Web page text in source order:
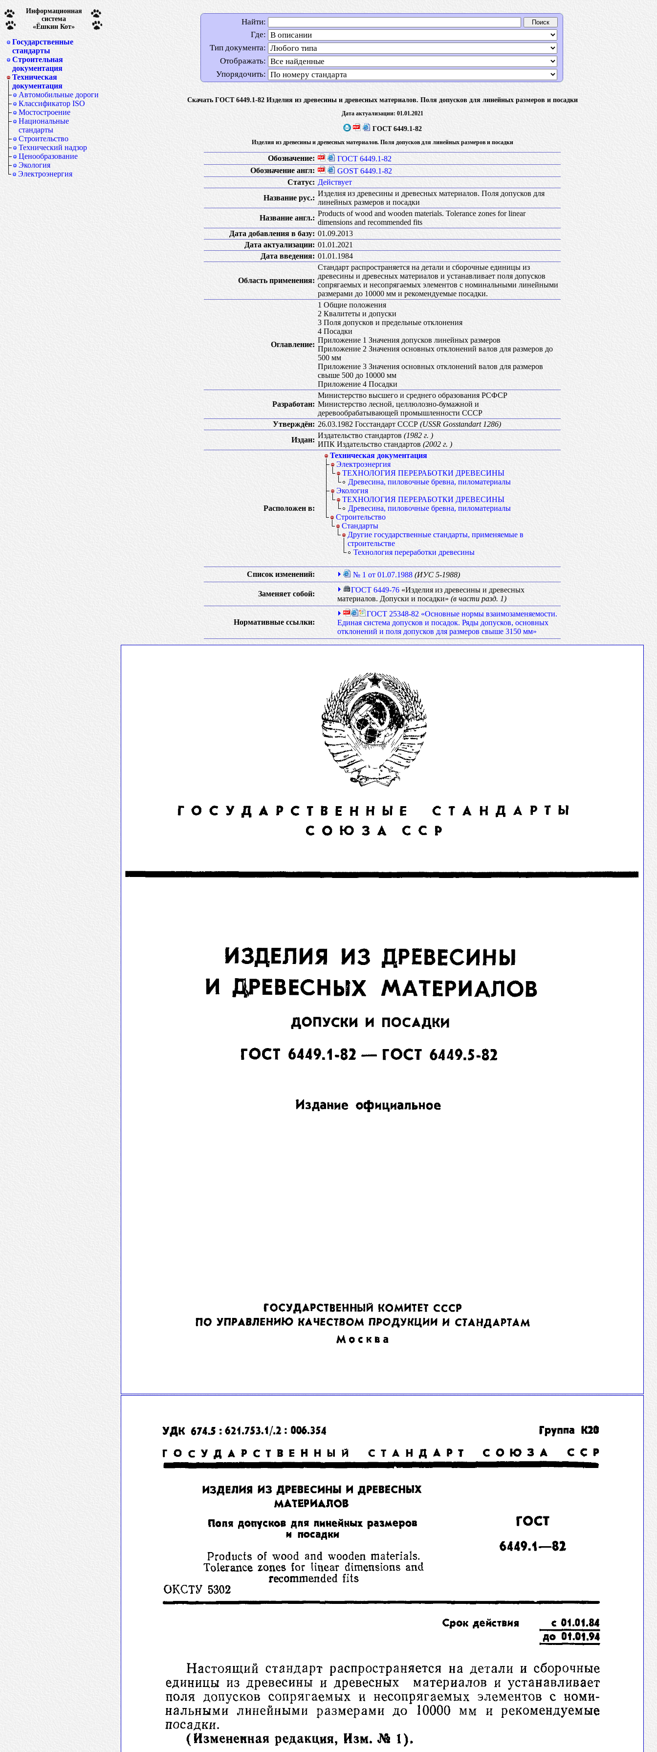
Информационная
система
«Ёшкин Кот»
Государственные
стандарты
Строительная
документация
Техническая
документация
Автомобильные дороги
Классификатор ISO
Мостостроение
Национальные
стандарты
Строительство
Технический надзор
Ценообразование
Экология
Электроэнергия
Найти:
Где:
Тип документа:
Отображать:
Упорядочить:
Скачать ГОСТ 6449.1-82 Изделия из древесины и древесных материалов. Поля допусков для линейных размеров и посадки
Дата актуализации: 01.01.2021
ГОСТ 6449.1-82
Изделия из древесины и древесных материалов. Поля допусков для линейных размеров и посадки
Обозначение:
ГОСТ 6449.1-82
Обозначение англ:
GOST 6449.1-82
Статус: Действует
Название рус.:
Изделия из древесины и древесных материалов. Поля допусков для
линейных размеров и посадки
Название англ.:
Products of wood and wooden materials. Tolerance zones for linear
dimensions and recommended fits
Дата добавления в базу: 01.09.2013
Дата актуализации: 01.01.2021
Дата введения: 01.01.1984
Область применения:
Стандарт распространяется на детали и сборочные единицы из
древесины и древесных материалов и устанавливает поля допусков
сопрягаемых и несопрягаемых элементов с номинальными линейными
размерами до 10000 мм и рекомендуемые посадки.
Оглавление:
1 Общие положения
2 Квалитеты и допуски
3 Поля допусков и предельные отклонения
4 Посадки
Приложение 1 Значения допусков линейных размеров
Приложение 2 Значения основных отклонений валов для размеров до
500 мм
Приложение 3 Значения основных отклонений валов для размеров
свыше 500 до 10000 мм
Приложение 4 Посадки
Разработан:
Министерство высшего и среднего образования РСФСР
Министерство лесной, целлюлозно-бумажной и
деревообрабатывающей промышленности СССР
Утверждён: 26.03.1982 Госстандарт СССР (USSR Gosstandart 1286)
Издан:
Издательство стандартов (1982 г. )
ИПК Издательство стандартов (2002 г. )
Расположен в:
Техническая документация
Электроэнергия
ТЕХНОЛОГИЯ ПЕРЕРАБОТКИ ДРЕВЕСИНЫ
Древесина, пиловочные бревна, пиломатериалы
Экология
ТЕХНОЛОГИЯ ПЕРЕРАБОТКИ ДРЕВЕСИНЫ
Древесина, пиловочные бревна, пиломатериалы
Строительство
Стандарты
Другие государственные стандарты, применяемые в
строительстве
Технология переработки древесины
Список изменений: № 1 от 01.07.1988 (ИУС 5-1988)
Заменяет собой: ГОСТ 6449-76 «Изделия из древесины и древесных
материалов. Допуски и посадки» (в части разд. 1)
Нормативные ссылки:
ГОСТ 25348-82 «Основные нормы взаимозаменяемости.
Единая система допусков и посадок. Ряды допусков, основных
отклонений и поля допусков для размеров свыше 3150 мм»